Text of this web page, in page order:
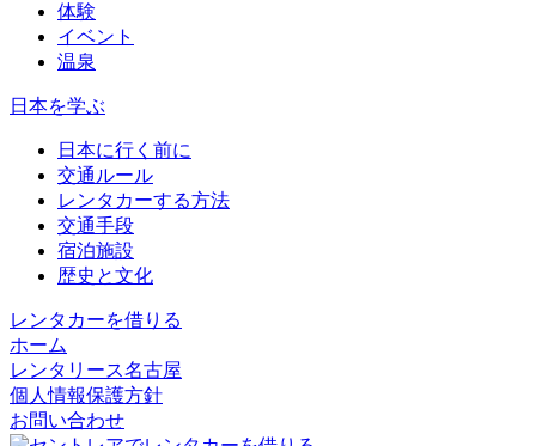
体験
イベント
温泉
日本を学ぶ
日本に行く前に
交通ルール
レンタカーする方法
交通手段
宿泊施設
歴史と文化
レンタカーを借りる
ホーム
レンタリース名古屋
個人情報保護方針
お問い合わせ